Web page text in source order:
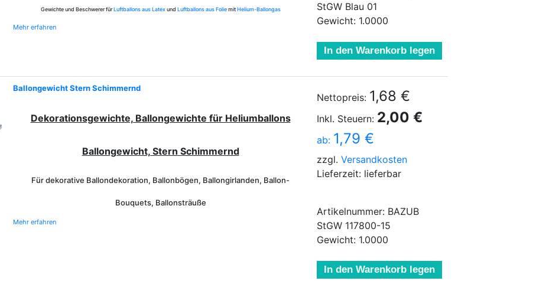
Gewichte und Beschwerer fürLuftballons aus Latexund Luftballons aus FoliemitHelium-Ballongas
Mehr erfahren
StGW Blau 01
Gewicht: 1.0000
In den Warenkorb legen
Ballongewicht Stern Schimmernd
Dekorationsgewichte, Ballongewichte für Heliumballons
Ballongewicht, Stern Schimmernd
Für dekorative Ballondekoration, Ballonbögen, Ballongirlanden, Ballon-
Bouquets, Ballonsträuße
Mehr erfahren
Nettopreis: 1,68 €
Inkl. Steuern: 2,00 €
ab: 1,79 €
zzgl. Versandkosten
Lieferzeit: lieferbar
Artikelnummer: BAZUB
StGW 117800-15
Gewicht: 1.0000
In den Warenkorb legen